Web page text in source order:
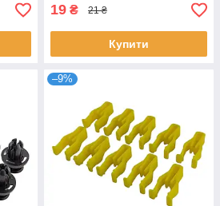
19 ₴ 21 ₴
Купити
–9%